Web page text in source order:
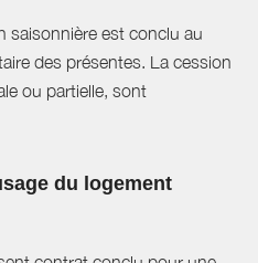
saisonnière est conclu au
des présentes. La cession
ou partielle, sont
du logement